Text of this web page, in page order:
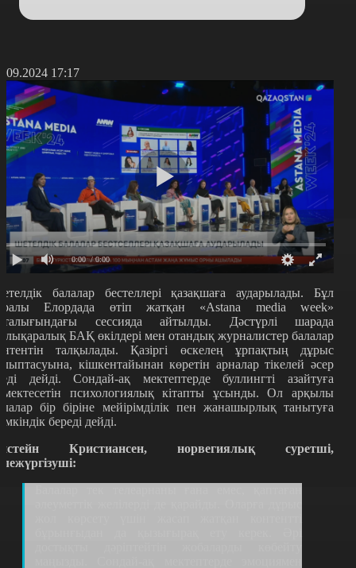
17:17
0:00 / 0:00
балалар бестеллері қазақшаға аударылады. Бұл
Елордада өтіп жатқан «Astana media week»
сессияда айтылды. Дәстүрлі шарада
БАҚ өкілдері мен отандық журналистер балалар
талқылады. Қазіргі өскелең ұрпақтың дұрыс
кішкентайынан көретін арналар тікелей әсер
дейді. Сондай-ақ мектептерде буллингті азайтуға
психологиялық кітапты ұсынды. Ол арқылы
бір біріне мейірімділік пен жанашырлық танытуға
береді дейді.
Кристиансен, норвегиялық суретші,